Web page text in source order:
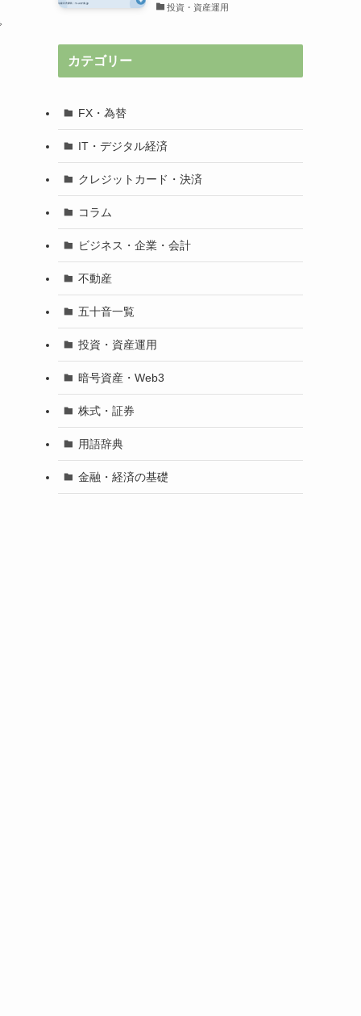
投資・資産運用
カテゴリー
FX・為替
IT・デジタル経済
クレジットカード・決済
コラム
ビジネス・企業・会計
不動産
五十音一覧
投資・資産運用
暗号資産・Web3
株式・証券
用語辞典
金融・経済の基礎